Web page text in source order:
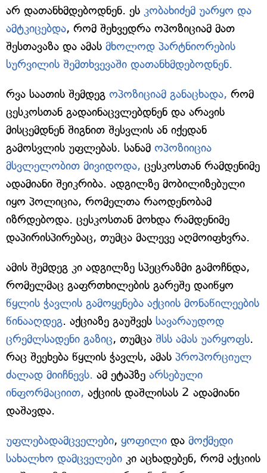
არ დათანხმდებოდნენ. ეს კობახიძემ უარყო და
ამტკიცებდა, რომ შეხვედრა ოპოზიციამ მათ
შესთავაზა და ამას მხოლოდ პარტნიორების
სურვილის შემთხვევაში დათანხმდებოდნენ.
რვა საათის შემდეგ ოპოზიციამ განაცხადა, რომ
ცესკოსთან გადაინაცვლებდნენ და არავის
მისცემდნენ შიგნით შესვლის ან იქედან
გამოსვლის უფლებას. სანამ ოპოზიიცია
მსვლელობით მივიდოდა, ცესკოსთან რამდენიმე
ადამიანი შეიკრიბა. ადგილზე მობილიზებული
იყო პოლიცია, რომელთა რაოდენობამ
იზრდებოდა. ცესკოსთან მოხდა რამდენიმე
დაპირისპირებაც, თუმცა მალევე აღმოიფხვრა.
ამის შემდეგ კი ადგილზე სპეცრაზმი გამოჩნდა,
რომელმაც გაფრთხილების გარეშე დაიწყო
წყლის ჭავლის გამოყენება აქციის მონაწილეების
წინააღდეგ. აქციაზე გაუშვეს სავარაუდოდ
ცრემლსადენი გაზიც, თუმცა შსს ამას უარყოფს.
რაც შეეხება წყლის ჭავლს, ამას პროპორციულ
ძალად მიიჩნევს. ამ ეტაპზე არსებული
ინფორმაციით, აქციის დაშლისას 2 ადამიანი
დაშავდა.
უფლებადამცველები, ყოფილი და მოქმედი
სახალხო დამცველები კი აცხადებენ, რომ აქციის